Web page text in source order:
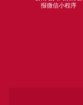
报微信小程序